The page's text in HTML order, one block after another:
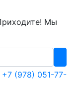
Мы
+7 (978) 051-77-